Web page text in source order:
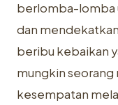
berlomba-lomba
dan
beribu kebaikan
mungkin seorang
kesempatan